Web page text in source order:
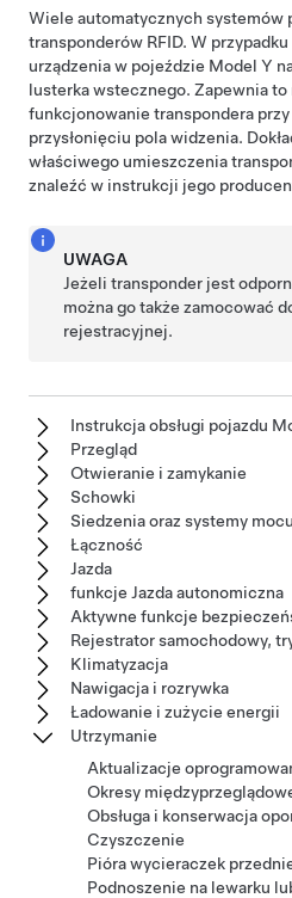
Wiele automatycznych systemów
transponderów RFID. W
urządzenia w pojeździe Model Y
lusterka wstecznego. Zapewnia to
funkcjonowanie transpondera
przysłonięciu pola widzenia.
właściwego umieszczenia
znaleźć w instrukcji jego
UWAGA
Jeżeli transponder jest
można go także zamocować
rejestracyjnej.
Instrukcja obsługi pojazdu
Przegląd
Otwieranie i zamykanie
Schowki
Siedzenia oraz systemy
Łączność
Jazda
funkcje Jazda autonomiczna
Aktywne funkcje
Rejestrator samochodowy,
Klimatyzacja
Nawigacja i rozrywka
Ładowanie i zużycie energii
Utrzymanie
Aktualizacje
Okresy
Obsługa i konserwacja
Czyszczenie
Pióra wycieraczek
Podnoszenie na lewarku